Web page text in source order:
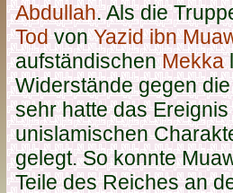
Abdullah. Als die
TodvonYazid ibn
aufständischenMekka
Widerstände gegen
sehr hatte das
unislamischen
gelegt. So konnte
Teile des Reiches an